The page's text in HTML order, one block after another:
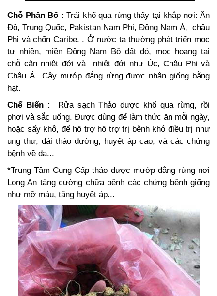
Chỗ Phân Bố : Trái khổ qua rừng thấy tại khắp nơi: Ấn
Độ, Trung Quốc, Pakistan Nam Phi, Đông Nam Á, châu
Phi và chốn Caribe. . Ở nước ta thường phát triển mọc
tự nhiên, miền Đông Nam Bộ đất đỏ, mọc hoang tại
chỗ cận nhiệt đới và nhiệt đới như Úc, Châu Phi và
Châu Á...Cây mướp đắng rừng được nhân giống bằng
hạt.
Chế Biến : Rửa sạch Thảo dược khổ qua rừng, rồi
phơi và sắc uống. Được dùng để làm thức ăn mỗi ngày,
hoặc sấy khô, để hỗ trợ hỗ trợ trị bệnh khó điều trị như
ung thư, đái tháo đường, huyết áp cao, và các chứng
bệnh về da...
*Trung Tâm Cung Cấp thảo dược mướp đắng rừng nơi
Long An tăng cường chữa bệnh các chứng bệnh giống
như mỡ máu, tăng huyết áp...